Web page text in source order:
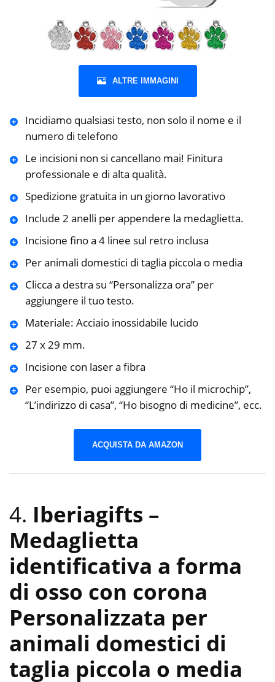
ALTRE IMMAGINI
Incidiamo qualsiasi testo, non solo il nome e il
numero di telefono
Le incisioni non si cancellano mai! Finitura
professionale e di alta qualità.
Spedizione gratuita in un giorno lavorativo
Include 2 anelli per appendere la medaglietta.
Incisione fino a 4 linee sul retro inclusa
Per animali domestici di taglia piccola o media
Clicca a destra su “Personalizza ora” per
aggiungere il tuo testo.
Materiale: Acciaio inossidabile lucido
27 x 29 mm.
Incisione con laser a fibra
Per esempio, puoi aggiungere “Ho il microchip”,
“L’indirizzo di casa”, “Ho bisogno di medicine”, ecc.
ACQUISTA DA AMAZON
4. Iberiagifts –
Medaglietta
identificativa a forma
di osso con corona
Personalizzata per
animali domestici di
taglia piccola o media